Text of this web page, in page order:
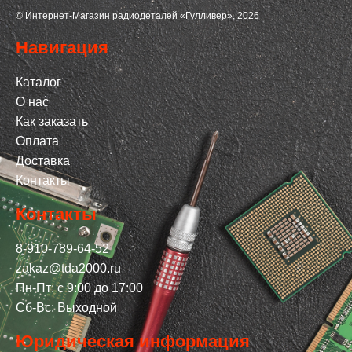
© Интернет-Магазин радиодеталей «Гулливер», 2026
Навигация
Каталог
О нас
Как заказать
Оплата
Доставка
Контакты
Контакты
8-910-789-64-52
zakaz@tda2000.ru
Пн-Пт: с 9:00 до 17:00
Сб-Вс: Выходной
Юридическая информация